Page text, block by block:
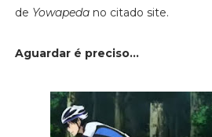
de Yowapedano citado site.
Aguardar é preciso...